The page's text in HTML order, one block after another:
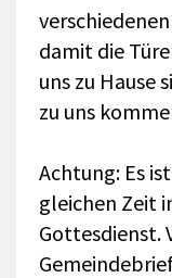
damit die
uns zu Hause
zu uns
Achtung: Es
gleichen Zeit
Gottesdienst.